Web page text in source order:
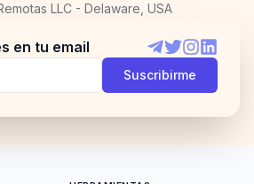
LLC - Delaware, USA
en tu email
Telegram
TwitterInstagram
Suscribirme